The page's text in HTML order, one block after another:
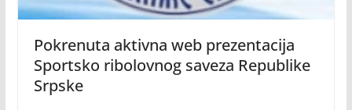
Pokrenuta aktivna web prezentacija
Sportsko ribolovnog saveza Republike
Srpske